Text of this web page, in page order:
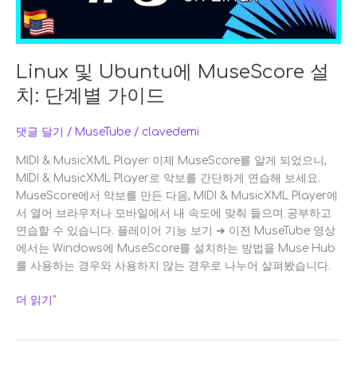
Linux 및 Ubuntu에 MuseScore 설
치: 단계별 가이드
댓글 달기 / MuseTube / clavedemi
MIDI & MusicXML Player 이제 MuseScore를 알게 되었으니,
MIDI & MusicXML Player로 악보를 간단하게 연습해 보세요.
MuseScore에서 악보를 만든 다음, MIDI & MusicXML Player에
서 열어 브라우저나 모바일에서 내 속도에 맞춰 들으며 공부하고
연습할 수 있습니다. 플레이어 기능 보기 ➜ 이전 MuseTube 영상
에서는 Windows에 MuseScore를 설치하는 방법을 Muse Hub
를 사용하는 경우와 사용하지 않는 경우로 나누어 살펴봤습니다.
계
별
가
이
드
더 읽기"